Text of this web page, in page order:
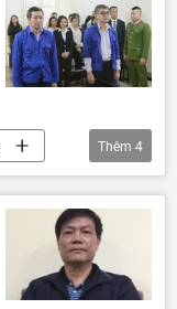
Thêm 4